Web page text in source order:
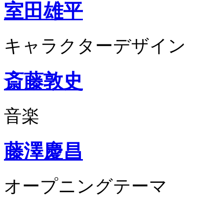
室田雄平
キャラクターデザイン
斎藤敦史
音楽
藤澤慶昌
オープニングテーマ